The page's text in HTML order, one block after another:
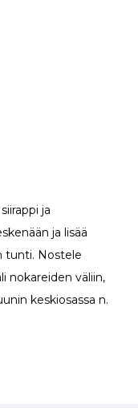
ja
ja lisää
tunti. Nostele
nokareiden väliin,
keskiosassa n.